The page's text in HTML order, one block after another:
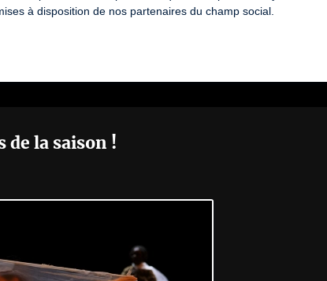
à disposition de nos partenaires du champ social.
de la saison !